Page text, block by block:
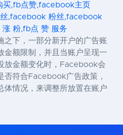
,fb点赞,facebook主页
,facebook 粉丝,facebook
粉,fb点 赞 服务
之下，一部分新开户的广告账
金额限制，并且当账户呈现一
放金额变化时，Facebook会
否符合Facebook广告政策，
体情况，来调整所放置在账户